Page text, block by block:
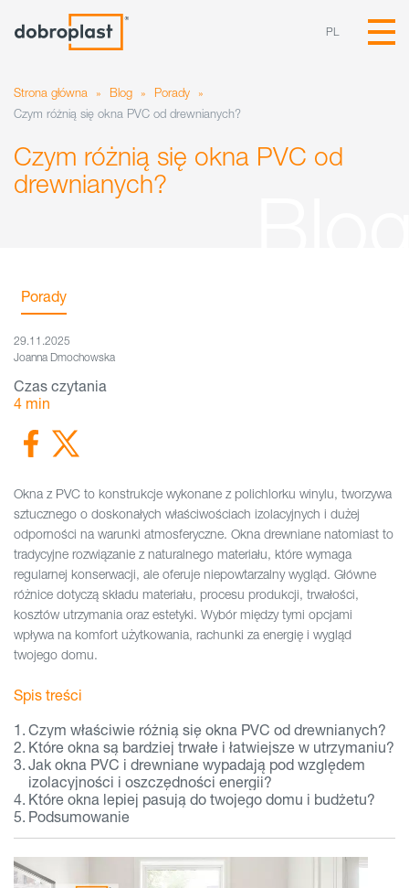
PL
Strona główna » Blog » Porady
»
Czym różnią się okna PVC od drewnianych?
Czym różnią się okna PVC od
drewnianych?
Okna z PVC to konstrukcje wykonane z polichlorku winylu, tworzywa
sztucznego o doskonałych właściwościach izolacyjnych i dużej
odporności na warunki atmosferyczne. Okna drewniane natomiast to
tradycyjne rozwiązanie z naturalnego materiału, które wymaga
regularnej konserwacji, ale oferuje niepowtarzalny wygląd. Główne
różnice dotyczą składu materiału, procesu produkcji, trwałości,
kosztów utrzymania oraz estetyki. Wybór między tymi opcjami
wpływa na komfort użytkowania, rachunki za energię i wygląd
twojego domu.
Spis treści
Czym właściwie różnią się okna PVC od drewnianych?
Które okna są bardziej trwałe i łatwiejsze w utrzymaniu?
Jak okna PVC i drewniane wypadają pod względem
izolacyjności i oszczędności energii?
Które okna lepiej pasują do twojego domu i budżetu?
Podsumowanie
Porady
29.11.2025
Joanna Dmochowska
Czas czytania
4 min